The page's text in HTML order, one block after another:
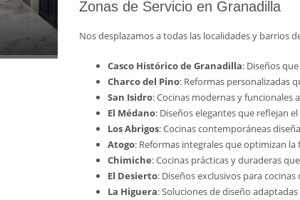
Zonas de Servicio en Granadilla
Nos desplazamos a todas las localidades y barrios
Casco Histórico de Granadilla: Diseños
Charco del Pino: Reformas personalizadas
San Isidro: Cocinas modernas y funcionales
El Médano: Diseños elegantes que reflejan
Los Abrigos: Cocinas contemporáneas
Atogo: Reformas integrales que optimizan
Chimiche: Cocinas prácticas y duraderas
El Desierto: Diseños exclusivos para
La Higuera: Soluciones de diseño